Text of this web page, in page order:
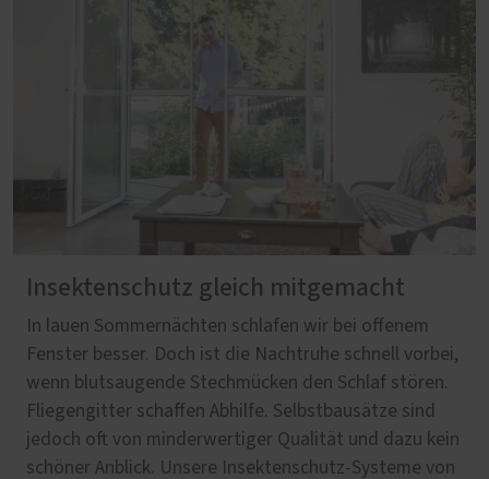
Insektenschutz gleich mitgemacht
In lauen Sommernächten schlafen wir bei offenem
Fenster besser. Doch ist die Nachtruhe schnell vorbei,
wenn blutsaugende Stechmücken den Schlaf stören.
Fliegengitter schaffen Abhilfe. Selbstbausätze sind
jedoch oft von minderwertiger Qualität und dazu kein
schöner Anblick. Unsere Insektenschutz-Systeme von